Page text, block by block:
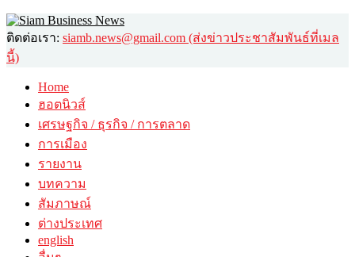
ติดต่อเรา: siamb.news@gmail.com (ส่งข่าวประชาสัมพันธ์ที่เมล
นี้)
Home
ฮอตนิวส์
เศรษฐกิจ / ธุรกิจ / การตลาด
การเมือง
รายงาน
บทความ
สัมภาษณ์
ต่างประเทศ
english